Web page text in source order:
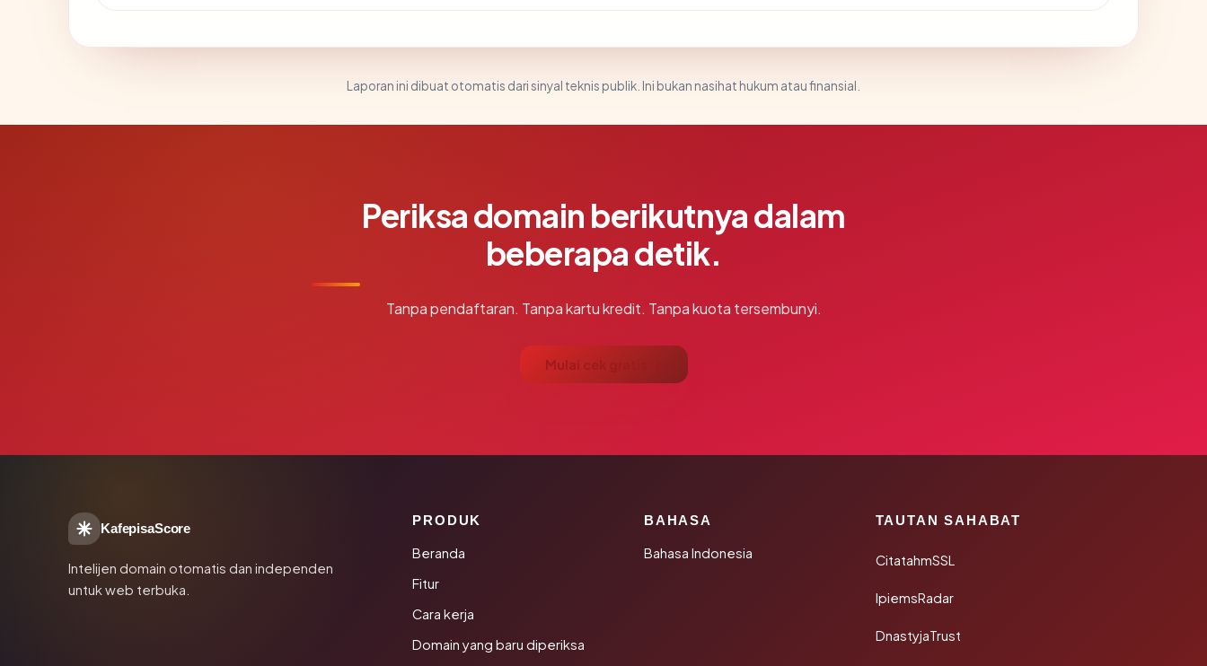
Laporan ini dibuat otomatis dari sinyal teknis publik. Ini bukan nasihat hukum atau finansial.
Periksa domain berikutnya dalam
beberapa detik.
Tanpa pendaftaran. Tanpa kartu kredit. Tanpa kuota tersembunyi.
Mulai cek gratis →
KafepisaScore
Intelijen domain otomatis dan independen
untuk web terbuka.
PRODUK
Beranda
Fitur
Cara kerja
Domain yang baru diperiksa
BAHASA
Bahasa Indonesia
TAUTAN SAHABAT
CitatahmSSL
IpiemsRadar
DnastyjaTrust